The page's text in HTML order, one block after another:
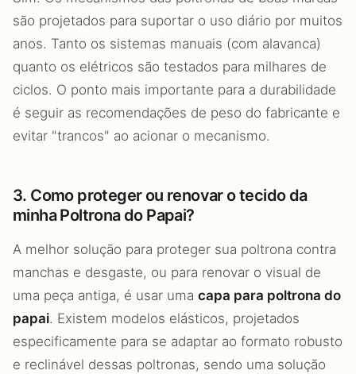
são projetados para suportar o uso diário por muitos
anos. Tanto os sistemas manuais (com alavanca)
quanto os elétricos são testados para milhares de
ciclos. O ponto mais importante para a durabilidade
é seguir as recomendações de peso do fabricante e
evitar "trancos" ao acionar o mecanismo.
3. Como proteger ou renovar o tecido da
minha Poltrona do Papai?
A melhor solução para proteger sua poltrona contra
manchas e desgaste, ou para renovar o visual de
uma peça antiga, é usar uma capa para poltrona do
papai. Existem modelos elásticos, projetados
especificamente para se adaptar ao formato robusto
e reclinável dessas poltronas, sendo uma solução